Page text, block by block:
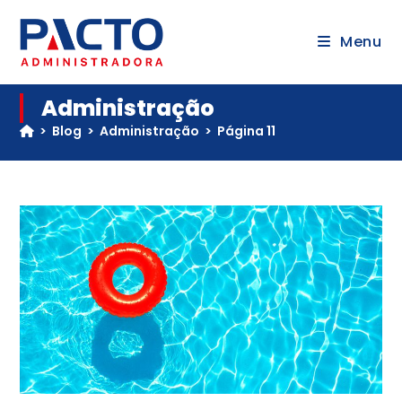
Menu
Administração
> Blog > Administração > Página 11